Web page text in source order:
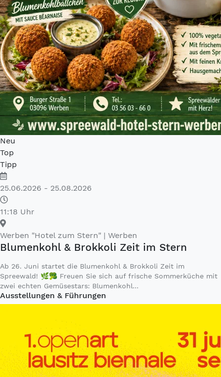
Neu
Top
Tipp
25.06.2026 - 25.08.2026
11:18 Uhr
Werben "Hotel zum Stern" | Werben
Blumenkohl & Brokkoli Zeit im Stern
Ab 26. Juni startet die Blumenkohl & Brokkoli Zeit im
Spreewald! 🌿🥦 Freuen Sie sich auf frische Sommerküche mit
zwei echten Gemüsestars: Blumenkohl...
Ausstellungen & Führungen